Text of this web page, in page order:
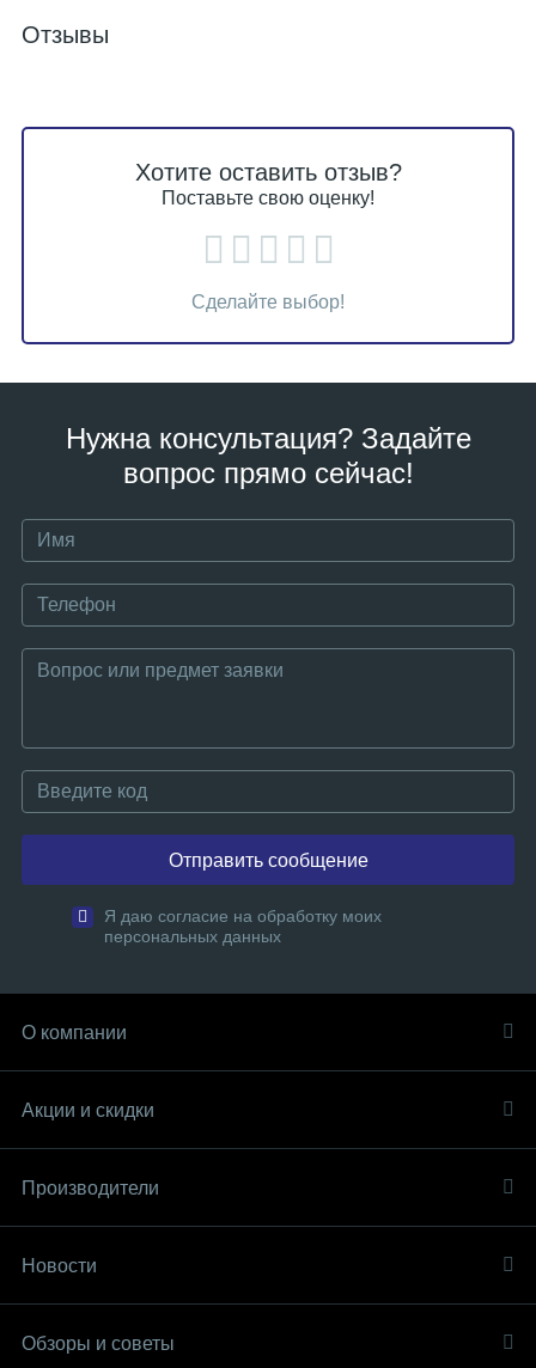
Отзывы
Хотите оставить отзыв?
Поставьте свою оценку!
Сделайте выбор!
Нужна консультация? Задайте
вопрос прямо сейчас!
Отправить сообщение
Я даю согласие на обработку моих
персональных данных
О компании
Акции и скидки
Производители
Новости
Обзоры и советы